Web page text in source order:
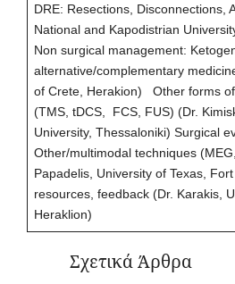
DRE: Resections, Disconnections,
National and Kapodistrian
Non surgical management:
alternative/complementary
of Crete, Herakion) Other forms
(TMS, tDCS, FCS, FUS) (Dr.
University, Thessaloniki) Surgical
Other/multimodal techniques
Papadelis, University of Texas,
resources, feedback (Dr. Karakis,
Heraklion)
Σχετικά Άρθρα